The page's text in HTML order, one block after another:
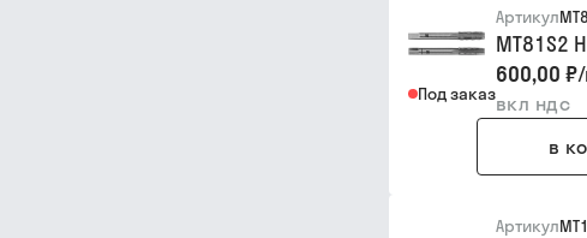
Под заказ
Артикул
MT81S2
600,00 ₽/
вкл ндс
в
Артикул